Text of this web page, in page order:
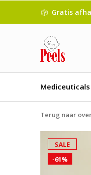
Mediceuticals
Gratis
Terug naar
SALE
-61%